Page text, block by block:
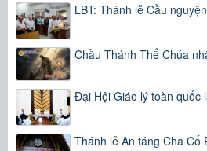
LBT: Thánh lễ Cầu
Chầu Thánh Thể Chúa
Đại Hội Giáo lý toàn quốc
Thánh lễ An táng Cha Cố